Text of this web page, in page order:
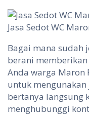
Jasa Sedot WC
Bagai mana sudah
berani
Anda warga Maron
untuk
bertanya langsung
menghubunggi